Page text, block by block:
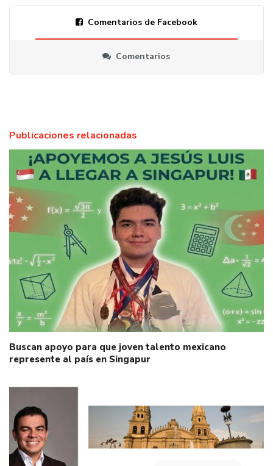
Comentarios de Facebook
Comentarios
Publicaciones relacionadas
Buscan apoyo para que joven talento mexicano
represente al país en Singapur